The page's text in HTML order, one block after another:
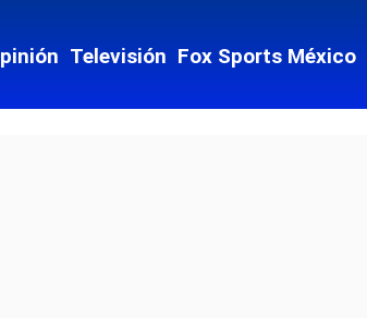
Televisión Fox Sports México